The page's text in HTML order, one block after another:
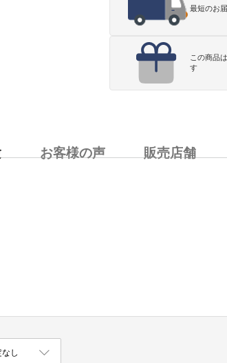
最短のお
この商品は
す
お客様の声 販売店舗